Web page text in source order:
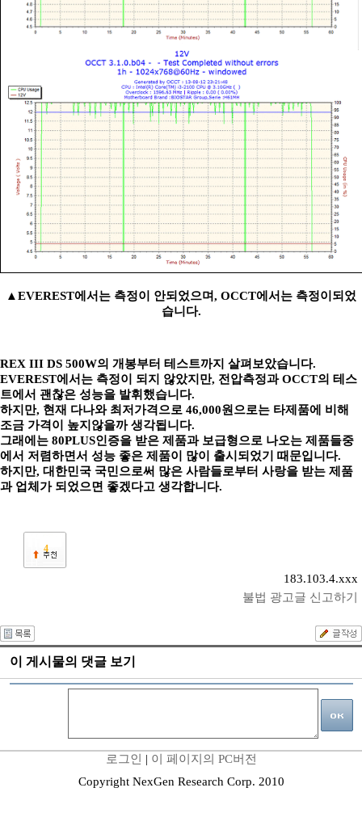
▲EVEREST에서는 측정이 안되었으며, OCCT에서는 측정이되었
습니다.
REX III DS 500W의 개봉부터 테스트까지 살펴보았습니다.
EVEREST에서는 측정이 되지 않았지만, 전압측정과 OCCT의 테스
트에서 괜찮은 성능을 발휘했습니다.
하지만, 현재 다나와 최저가격으로 46,000원으로는 타제품에 비해
조금 가격이 높지않을까 생각됩니다.
그래에는 80PLUS인증을 받은 제품과 보급형으로 나오는 제품들중
에서 저렴하면서 성능 좋은 제품이 많이 출시되었기 때문입니다.
하지만, 대한민국 국민으로써 많은 사람들로부터 사랑을 받는 제품
과 업체가 되었으면 좋겠다고 생각합니다.
4
183.103.4.xxx
불법 광고글 신고하기
이 게시물의 댓글 보기
로그인 | 이 페이지의 PC버전
Copyright NexGen Research Corp. 2010